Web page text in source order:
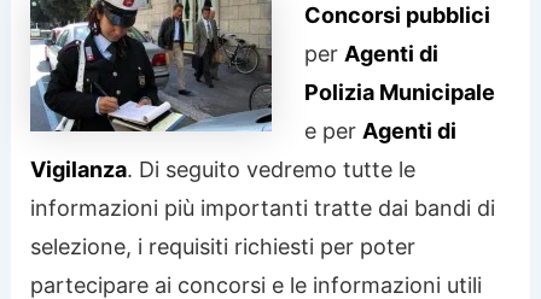
Concorsi pubblici
per Agenti di
Polizia Municipale
e per Agenti di
Vigilanza. Di seguito vedremo tutte le
informazioni più importanti tratte dai bandi di
selezione, i requisiti richiesti per poter
partecipare ai concorsi e le informazioni utili